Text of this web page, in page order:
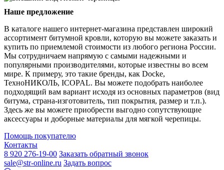
Наше предложение
В каталоге нашего интернет-магазина представлен широкий
ассортимент битумной кровли, которую вы можете заказать и
купить по приемлемой стоимости из любого региона России.
Мы сотрудничаем напрямую с самыми надежными и
популярными производителями, которые известны во всем
мире. К примеру, это такие бренды, как Docke,
ТехноНИКОЛЬ, ICOPAL. Вы можете подобрать наиболее
подходящий вам вариант исходя из основных параметров (вид
битума, страна-изготовитель, тип покрытия, размер и т.п.).
Здесь же вы можете приобрести выгодно сопутствующие
аксессуары и доборные материалы для мягкой черепицы.
Помощь покупателю
Контакты
8 920 276-19-00 Заказать обратный звонок
sale@str-online.ru Задать вопрос